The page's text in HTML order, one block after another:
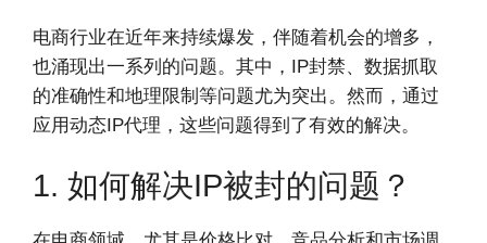
电商行业在近年来持续爆发，伴随着机会的增多，
也涌现出一系列的问题。其中，IP封禁、数据抓取
的准确性和地理限制等问题尤为突出。然而，通过
应用动态IP代理，这些问题得到了有效的解决。
1. 如何解决IP被封的问题？